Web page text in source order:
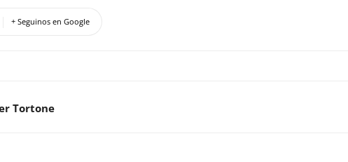
+ Seguinos en Google
Tortone